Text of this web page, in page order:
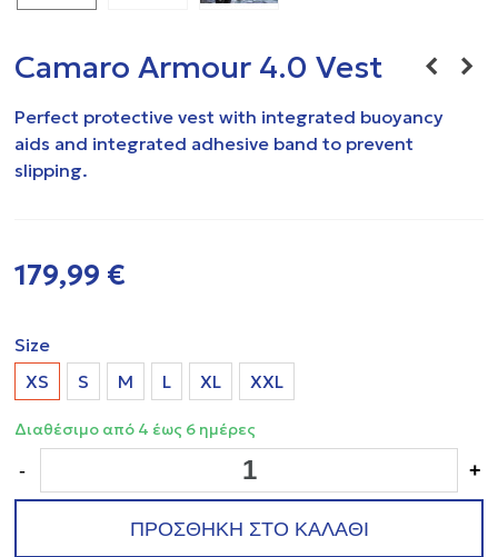
Camaro Armour 4.0 Vest
Perfect protective vest with integrated buoyancy
aids and integrated adhesive band to prevent
slipping.
179,99 €
Size
XS
S Μ L XL XXL
Διαθέσιμο από 4 έως 6 ημέρες
- +
ΠΡΟΣΘΗΚΗ ΣΤΟ ΚΑΛΑΘΙ